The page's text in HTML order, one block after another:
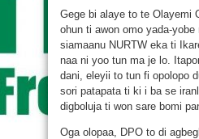
Gege bi alaye to te Olayemi
ohun ti awon omo yada-yobe
siamaanu NURTW eka ti
naa ni yoo tun ma je lo.
dani, eleyii to tun fi opolopo
sori patapata ti ki i ba se
digboluja ti won sare bomi
Oga olopaa, DPO to di